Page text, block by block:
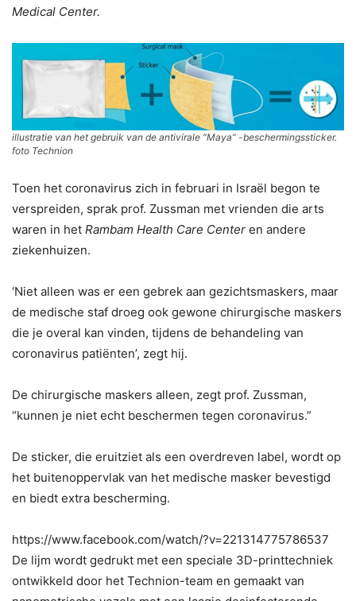
Medical Center.
illustratie van het gebruik van de antivirale “Maya” -beschermingssticker.
foto Technion
Toen het coronavirus zich in februari in Israël begon te
verspreiden, sprak prof. Zussman met vrienden die arts
waren in het Rambam Health Care Center en andere
ziekenhuizen.
‘Niet alleen was er een gebrek aan gezichtsmaskers, maar
de medische staf droeg ook gewone chirurgische maskers
die je overal kan vinden, tijdens de behandeling van
coronavirus patiënten’, zegt hij.
De chirurgische maskers alleen, zegt prof. Zussman,
“kunnen je niet echt beschermen tegen coronavirus.”
De sticker, die eruitziet als een overdreven label, wordt op
het buitenoppervlak van het medische masker bevestigd
en biedt extra bescherming.
https://www.facebook.com/watch/?v=221314775786537
De lijm wordt gedrukt met een speciale 3D-printtechniek
ontwikkeld door het Technion-team en gemaakt van